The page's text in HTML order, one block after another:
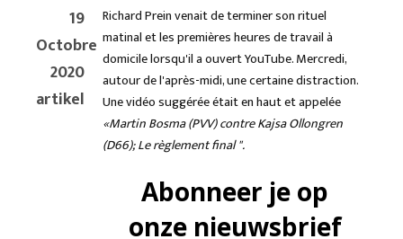
19
Octobre
2020
artikel
Richard Prein venait de terminer son rituel
matinal et les premières heures de travail à
domicile lorsqu'il a ouvert YouTube. Mercredi,
autour de l'après-midi, une certaine distraction.
Une vidéo suggérée était en haut et appelée
«Martin Bosma (PVV) contre Kajsa Ollongren
(D66); Le règlement final ".